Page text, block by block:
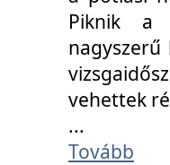
Piknik a
vehettek
...
Tovább